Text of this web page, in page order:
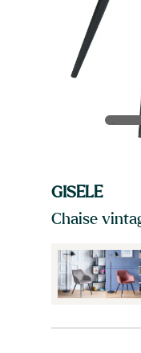
GISELE
Chaise